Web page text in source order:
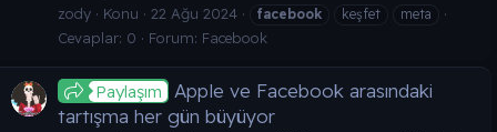
zody
Konu 22 Ağu 2024 facebook keşfet meta
Cevaplar: 0 Forum: Facebook
Paylaşım
Apple ve Facebook arasındaki
tartışma her gün büyüyor